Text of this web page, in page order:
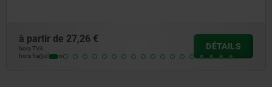
à partir de
hors frais d’envoi